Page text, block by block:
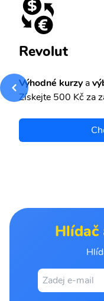
Revolut
Výhodné kurzya
Získejte 500 Kč za
Hlídač